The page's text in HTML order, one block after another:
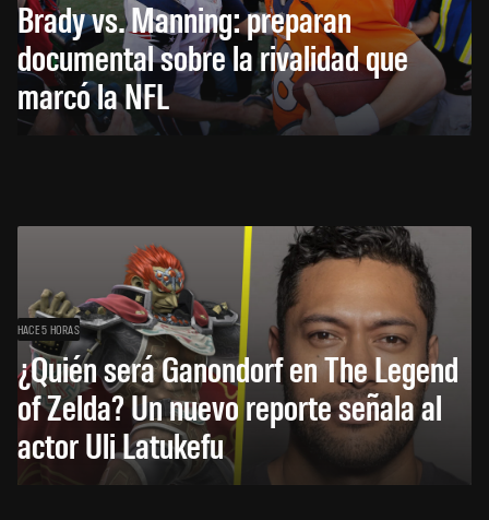
Brady vs. Manning: preparan
documental sobre la rivalidad que
marcó la NFL
HACE 5 HORAS
¿Quién será Ganondorf en The Legend
of Zelda? Un nuevo reporte señala al
actor Uli Latukefu